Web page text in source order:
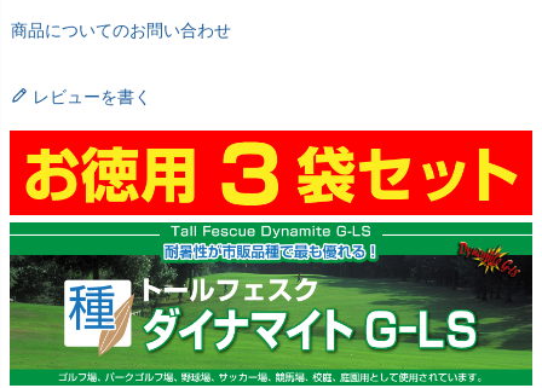
商品についてのお問い合わせ
レビューを書く